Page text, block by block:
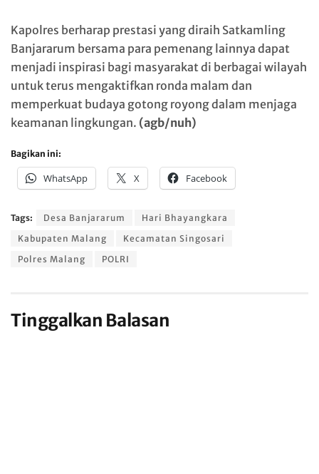
Kapolres berharap prestasi yang diraih Satkamling
Banjararum bersama para pemenang lainnya dapat
menjadi inspirasi bagi masyarakat di berbagai wilayah
untuk terus mengaktifkan ronda malam dan
memperkuat budaya gotong royong dalam menjaga
keamanan lingkungan. (agb/nuh)
Bagikan ini:
WhatsApp X Facebook
Tags: Desa Banjararum
Hari Bhayangkara
Kabupaten Malang
Kecamatan Singosari
Polres Malang
POLRI
Tinggalkan Balasan